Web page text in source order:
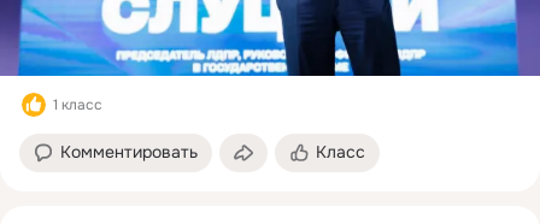
1 класс
Комментировать Класс